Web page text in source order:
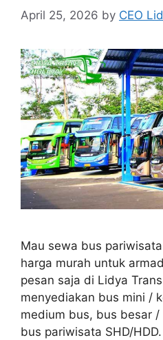
April 25, 2026 by CEO
Mau sewa bus
harga murah untuk
pesan saja di Lidya
menyediakan bus mini /
medium bus, bus besar
bus pariwisata SHD/